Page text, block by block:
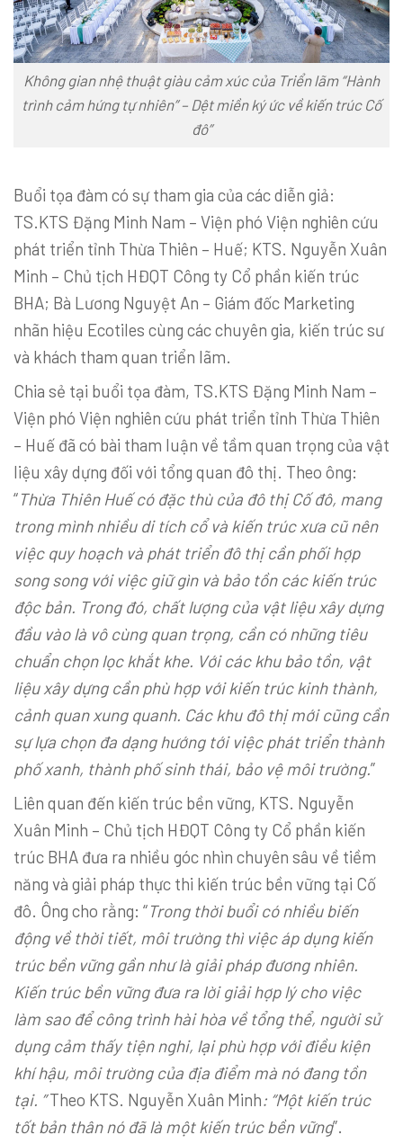
Không gian nhệ thuật giàu cảm xúc của Triển lãm “Hành
trình cảm hứng tự nhiên” – Dệt miền ký ức về kiến trúc Cố
đô”
Buổi tọa đàm có sự tham gia của các diễn giả:
TS.KTS Đặng Minh Nam – Viện phó Viện nghiên cứu
phát triển tỉnh Thừa Thiên – Huế; KTS. Nguyễn Xuân
Minh – Chủ tịch HĐQT Công ty Cổ phần kiến trúc
BHA; Bà Lương Nguyệt An – Giám đốc Marketing
nhãn hiệu Ecotiles cùng các chuyên gia, kiến trúc sư
và khách tham quan triển lãm.
Chia sẻ tại buổi tọa đàm, TS.KTS Đặng Minh Nam –
Viện phó Viện nghiên cứu phát triển tỉnh Thừa Thiên
– Huế đã có bài tham luận về tầm quan trọng của vật
liệu xây dựng đối với tổng quan đô thị. Theo ông:
“Thừa Thiên Huế có đặc thù của đô thị Cố đô, mang
trong mình nhiều di tích cổ và kiến trúc xưa cũ nên
việc quy hoạch và phát triển đô thị cần phối hợp
song song với việc giữ gìn và bảo tồn các kiến trúc
độc bản. Trong đó, chất lượng của vật liệu xây dựng
đầu vào là vô cùng quan trọng, cần có những tiêu
chuẩn chọn lọc khắt khe. Với các khu bảo tồn, vật
liệu xây dựng cần phù hợp với kiến trúc kinh thành,
cảnh quan xung quanh. Các khu đô thị mới cũng cần
sự lựa chọn đa dạng hướng tới việc phát triển thành
phố xanh, thành phố sinh thái, bảo vệ môi trường.”
Liên quan đến kiến trúc bền vững, KTS. Nguyễn
Xuân Minh – Chủ tịch HĐQT Công ty Cổ phần kiến
trúc BHA đưa ra nhiều góc nhìn chuyên sâu về tiềm
năng và giải pháp thực thi kiến trúc bền vững tại Cố
đô. Ông cho rằng: “Trong thời buổi có nhiều biến
động về thời tiết, môi trường thì việc áp dụng kiến
trúc bền vững gần như là giải pháp đương nhiên.
Kiến trúc bền vững đưa ra lời giải hợp lý cho việc
làm sao để công trình hài hòa về tổng thể, người sử
dụng cảm thấy tiện nghi, lại phù hợp với điều kiện
khí hậu, môi trường của địa điểm mà nó đang tồn
tại. ”Theo KTS. Nguyễn Xuân Minh: “Một kiến trúc
tốt bản thân nó đã là một kiến trúc bền vững”.